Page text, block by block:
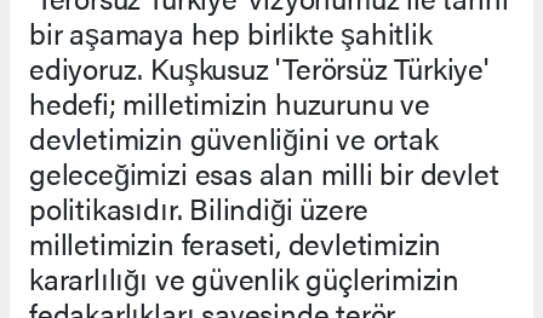
bir aşamaya hep birlikte şahitlik
ediyoruz. Kuşkusuz 'Terörsüz Türkiye'
hedefi; milletimizin huzurunu ve
devletimizin güvenliğini ve ortak
geleceğimizi esas alan milli bir devlet
politikasıdır. Bilindiği üzere
milletimizin feraseti, devletimizin
kararlılığı ve güvenlik güçlerimizin